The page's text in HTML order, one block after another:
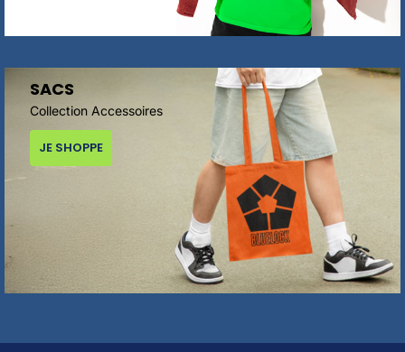
SACS
Collection Accessoires
JE SHOPPE